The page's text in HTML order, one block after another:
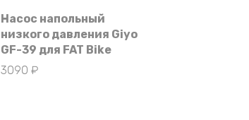
Насос напольный
низкого давления Giyo
GF-39 для FAT Bike
3090 ₽